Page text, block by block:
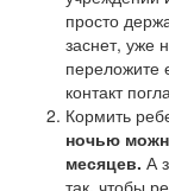
просто
заснет, уже
переложите
контакт
Кормить
ночью
месяцев. А
так, чтобы